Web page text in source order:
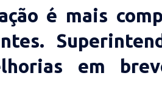
é mais
em